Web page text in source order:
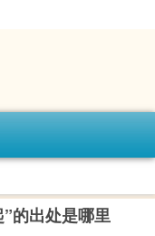
的出处是哪里